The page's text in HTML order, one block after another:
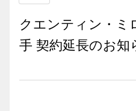
クエンティン・ミ
手 契約延長のお知